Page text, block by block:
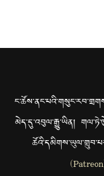
མེད་དུ་འབུལ་རྒྱུ་ཡིན།